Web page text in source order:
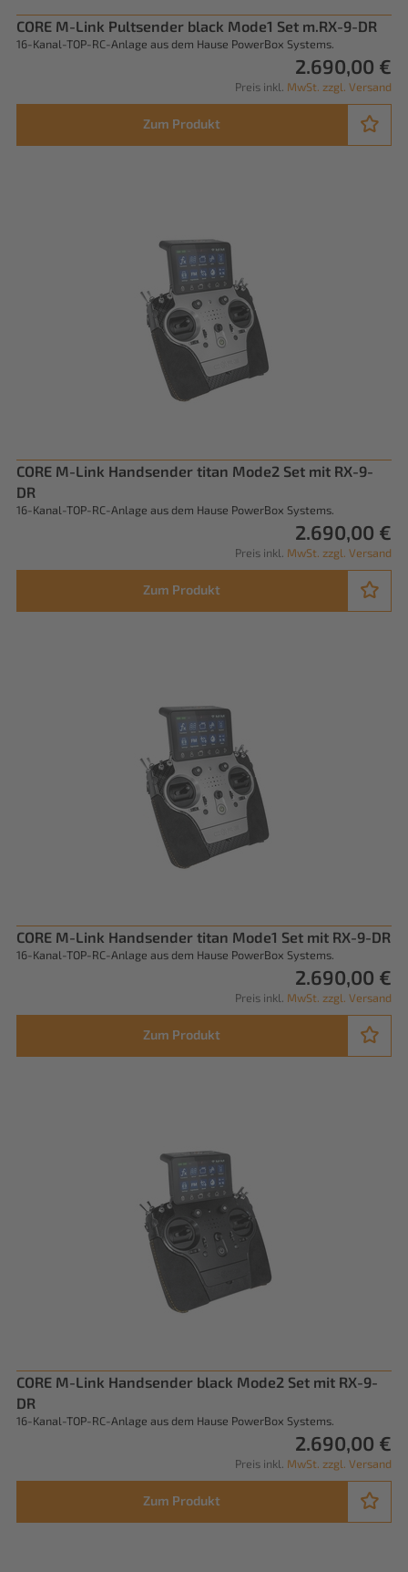
CORE M-Link Pultsender black Mode1 Set m.RX-9-DR
16-Kanal-TOP-RC-Anlage aus dem Hause PowerBox Systems.
2.690,00 €
Preis inkl. MwSt. zzgl. Versand
Zum Produkt
CORE M-Link Handsender titan Mode2 Set mit RX-9-
DR
16-Kanal-TOP-RC-Anlage aus dem Hause PowerBox Systems.
2.690,00 €
Preis inkl. MwSt. zzgl. Versand
Zum Produkt
CORE M-Link Handsender titan Mode1 Set mit RX-9-DR
16-Kanal-TOP-RC-Anlage aus dem Hause PowerBox Systems.
2.690,00 €
Preis inkl. MwSt. zzgl. Versand
Zum Produkt
CORE M-Link Handsender black Mode2 Set mit RX-9-
DR
16-Kanal-TOP-RC-Anlage aus dem Hause PowerBox Systems.
2.690,00 €
Preis inkl. MwSt. zzgl. Versand
Zum Produkt